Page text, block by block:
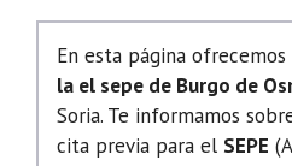
En esta página ofrecemos
la el sepe de Burgo de
Soria. Te informamos
cita previa para el SEPE